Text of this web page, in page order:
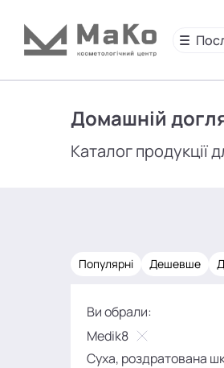
Домашній
Каталог продукції
Популярні Дешевше
Ви обрали:
Medik8
Суха, роздратована